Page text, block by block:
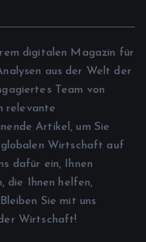
digitalen Magazin für
aus der Welt der
Team von
relevante
Artikel, um Sie
Wirtschaft auf
dafür ein, Ihnen
die Ihnen helfen,
Sie mit uns
Wirtschaft!